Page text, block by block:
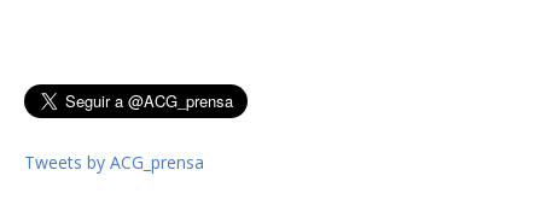
Tweets by ACG_prensa